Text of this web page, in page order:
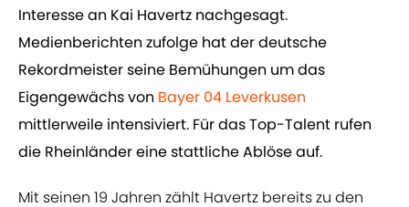
Interesse an Kai Havertz nachgesagt.
Medienberichten zufolge hat der deutsche
Rekordmeister seine Bemühungen um das
Eigengewächs von Bayer 04 Leverkusen
mittlerweile intensiviert. Für das Top-Talent rufen
die Rheinländer eine stattliche Ablöse auf.
Mit seinen 19 Jahren zählt Havertz bereits zu den